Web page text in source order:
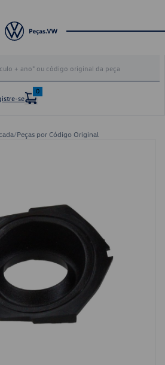
se
0
/Peças por Código Original